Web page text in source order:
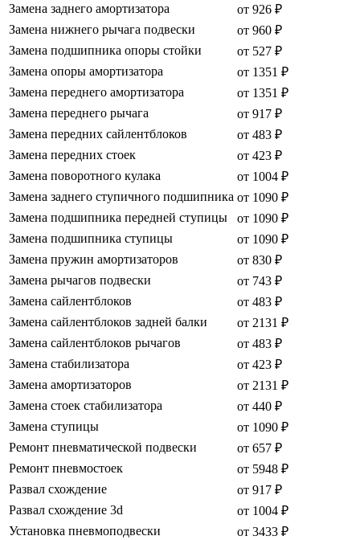
Замена заднего амортизатора
от 926 ₽
Замена нижнего рычага подвески
от 960 ₽
Замена подшипника опоры стойки
от 527 ₽
Замена опоры амортизатора
от 1351 ₽
Замена переднего амортизатора
от 1351 ₽
Замена переднего рычага
от 917 ₽
Замена передних сайлентблоков
от 483 ₽
Замена передних стоек
от 423 ₽
Замена поворотного кулака
от 1004 ₽
Замена заднего ступичного подшипника от 1090 ₽
Замена подшипника передней ступицы
от 1090 ₽
Замена подшипника ступицы
от 1090 ₽
Замена пружин амортизаторов
от 830 ₽
Замена рычагов подвески
от 743 ₽
Замена сайлентблоков
от 483 ₽
Замена сайлентблоков задней балки
от 2131 ₽
Замена сайлентблоков рычагов
от 483 ₽
Замена стабилизатора
от 423 ₽
Замена амортизаторов
от 2131 ₽
Замена стоек стабилизатора
от 440 ₽
Замена ступицы
от 1090 ₽
Ремонт пневматической подвески
от 657 ₽
Ремонт пневмостоек
от 5948 ₽
Развал схождение
от 917 ₽
Развал схождение 3d
от 1004 ₽
Установка пневмоподвески
от 3433 ₽